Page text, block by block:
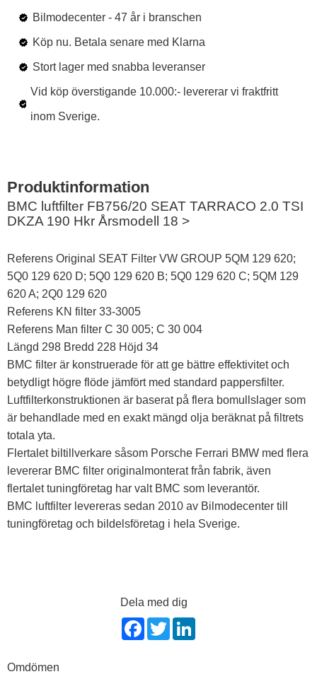
Bilmodecenter - 47 år i branschen
Köp nu. Betala senare med Klarna
Stort lager med snabba leveranser
Vid köp överstigande 10.000:- levererar vi fraktfritt
inom Sverige.
BMC luftfilter FB756/20 SEAT TARRACO 2.0 TSI
DKZA 190 Hkr Årsmodell 18 >
Referens Original SEAT Filter VW GROUP 5QM 129 620;
5Q0 129 620 D; 5Q0 129 620 B; 5Q0 129 620 C; 5QM 129
620 A; 2Q0 129 620
Referens KN filter 33-3005
Referens Man filter C 30 005; C 30 004
Längd 298 Bredd 228 Höjd 34
BMC filter är konstruerade för att ge bättre effektivitet och
betydligt högre flöde jämfört med standard pappersfilter.
Luftfilterkonstruktionen är baserat på flera bomullslager som
är behandlade med en exakt mängd olja beräknat på filtrets
totala yta.
Flertalet biltillverkare såsom Porsche Ferrari BMW med flera
levererar BMC filter originalmonterat från fabrik, även
flertalet tuningföretag har valt BMC som leverantör.
BMC luftfilter levereras sedan 2010 av Bilmodecenter till
tuningföretag och bildelsföretag i hela Sverige.
Dela med dig
F
a
T
w
Omdömen